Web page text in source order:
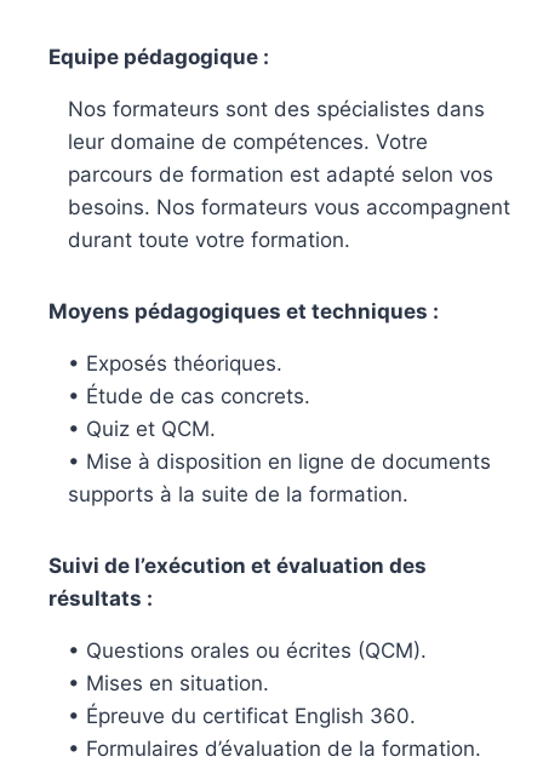
Equipe pédagogique :
Nos formateurs sont des spécialistes dans
leur domaine de compétences. Votre
parcours de formation est adapté selon vos
besoins. Nos formateurs vous accompagnent
durant toute votre formation.
Moyens pédagogiques et techniques :
• Exposés théoriques.
• Étude de cas concrets.
• Quiz et QCM.
• Mise à disposition en ligne de documents
supports à la suite de la formation.
Suivi de l’exécution et évaluation des
résultats :
• Questions orales ou écrites (QCM).
• Mises en situation.
• Épreuve du certificat English 360.
• Formulaires d’évaluation de la formation.